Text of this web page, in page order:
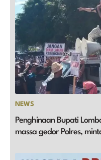
NEWS
Penghinaan Bupati
massa gedor Polres,